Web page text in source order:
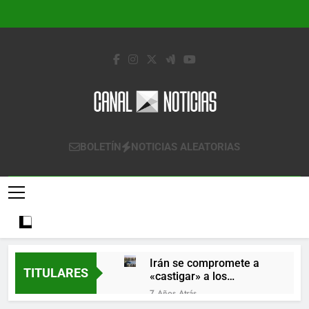
Canal Noticias
Canal Noticias
BOLETÍN NOTICIAS ALEATORIAS
TITULARES
Irán se compromete a
«castigar» a los
responsables de
derribar un avión
7 Años Atrás